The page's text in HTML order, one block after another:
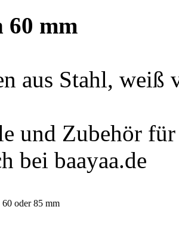
60 mm
aus Stahl, weiß
und Zubehör
bei baayaa.de
oder 85 mm